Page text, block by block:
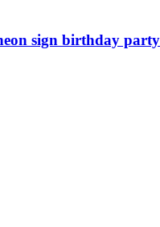
sign birthday